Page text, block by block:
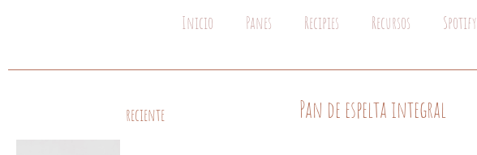
Inicio Panes Recipies Recursos Spotify
reciente Pan de espelta integral